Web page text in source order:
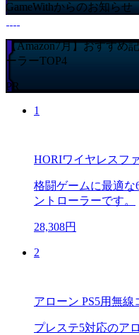
GameWithからのお知らせ
【Amazon7月】おすすめ
ーラーTOP4
PR
1
HORIワイヤレスフ
格闘ゲームに最適な
ントローラーです。
28,308円
2
アローン PS5用無
プレステ5対応のア